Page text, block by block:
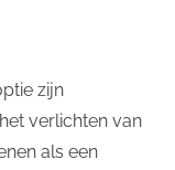
zijn
verlichten van
als een